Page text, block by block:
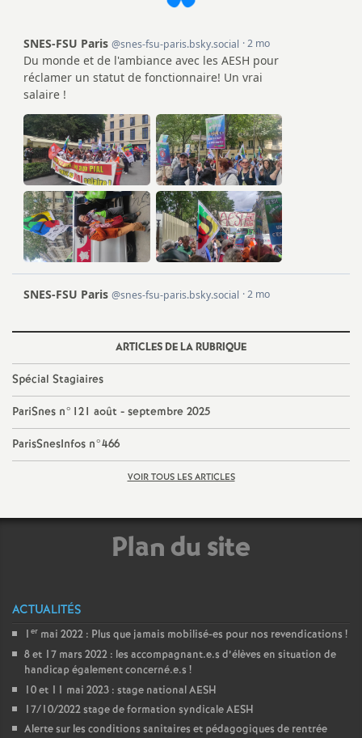
m
e
n
t
s
d
e
S
e
c
o
n
e
g
r
ARTICLES DE LA RUBRIQUE
Spécial Stagiaires
PariSnes n°121 août - septembre 2025
ParisSnesInfos n°466
VOIR TOUS LES ARTICLES
Plan du site
ACTUALITÉS
1 er mai 2022 : Plus que jamais mobilisé-es pour nos revendications !
8 et 17 mars 2022 : les accompagnant.e.s d’élèves en situation de
handicap également concerné.e.s !
10 et 11 mai 2023 : stage national AESH
17/10/2022 stage de formation syndicale AESH
Alerte sur les conditions sanitaires et pédagogiques de rentrée